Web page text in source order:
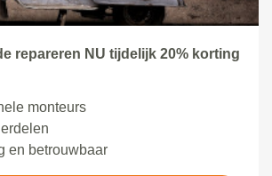
repareren NU tijdelijk 20% korting
monteurs
en betrouwbaar